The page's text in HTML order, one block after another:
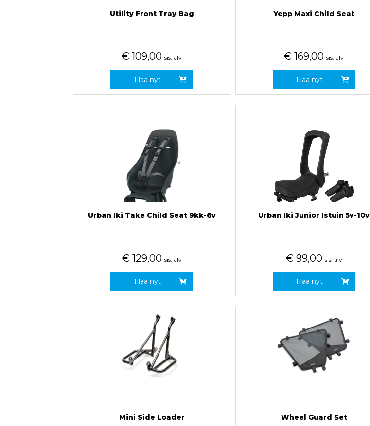
Utility Front Tray Bag
€ 109,00 sis. alv
Tilaa nyt
Yepp Maxi Child Seat
€ 169,00 sis. alv
Tilaa nyt
Urban Iki Take Child Seat 9kk-6v
€ 129,00 sis. alv
Tilaa nyt
Urban Iki Junior Istuin 5v-10v
€ 99,00 sis. alv
Tilaa nyt
Mini Side Loader Wheel Guard Set